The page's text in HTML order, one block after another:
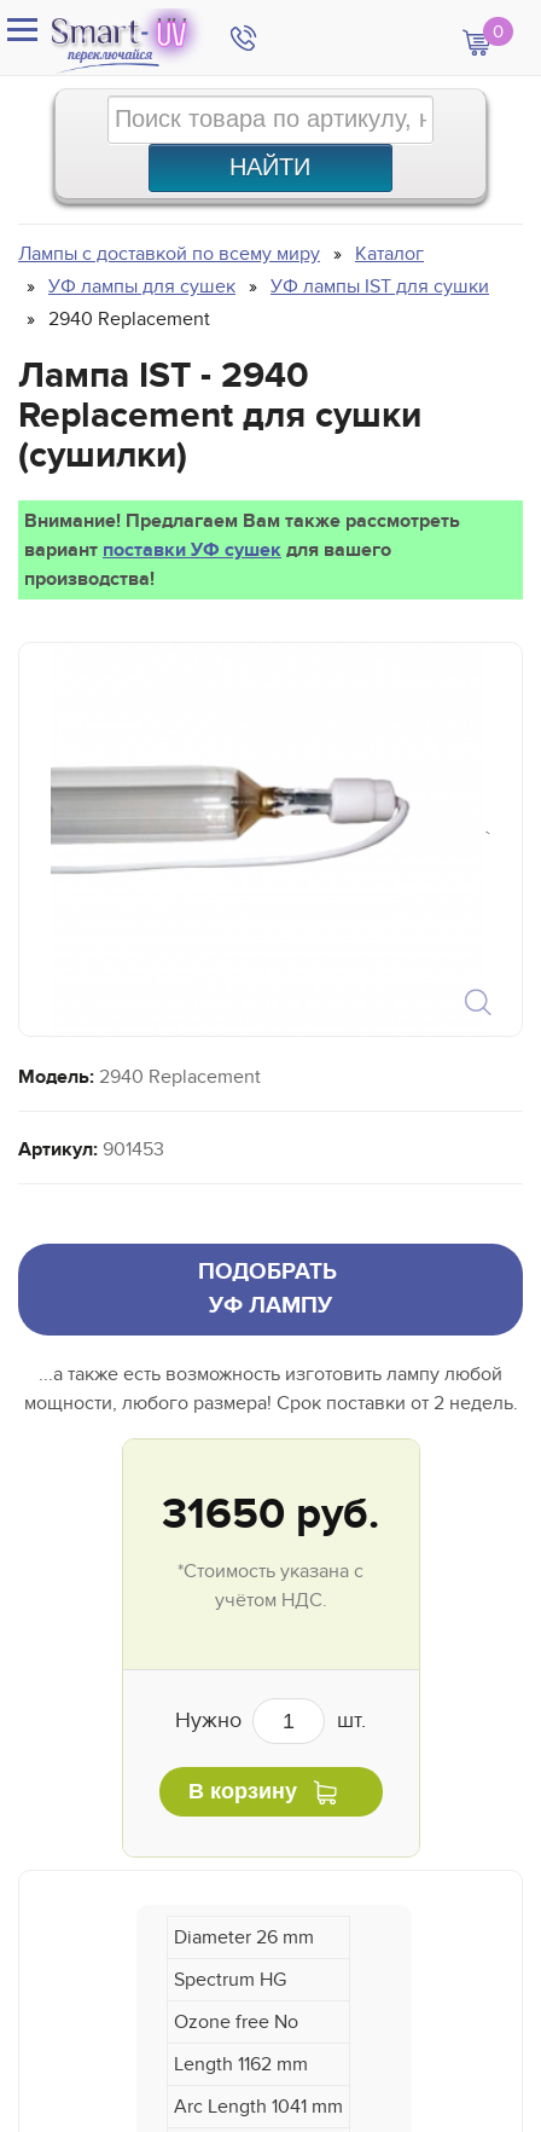
0
Лампы с доставкой по всему миру
Каталог
УФ лампы для сушек
УФ лампы IST для сушки
2940 Replacement
Лампа IST - 2940
Replacement для сушки
(сушилки)
Внимание! Предлагаем Вам также рассмотреть
вариант поставки УФ сушек для вашего
производства!
`
Модель: 2940 Replacement
Артикул: 901453
ПОДОБРАТЬ
УФ ЛАМПУ
...а также есть возможность изготовить лампу любой
мощности, любого размера! Срок поставки от 2 недель.
31650 руб.
*Стоимость указана с
учётом НДС.
Нужно шт.
В корзину
Diameter 26 mm
Spectrum HG
Ozone free No
Length 1162 mm
Arc Length 1041 mm